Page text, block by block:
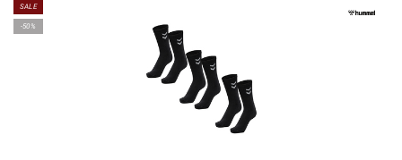
SALE
-50%